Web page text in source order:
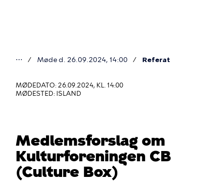
er
her
⋯ Møde d. 26.09.2024, 14:00 Referat
MØDEDATO: 26.09.2024, KL. 14:00
MØDESTED: ISLAND
Medlemsforslag om
Kulturforeningen CB
(Culture Box)